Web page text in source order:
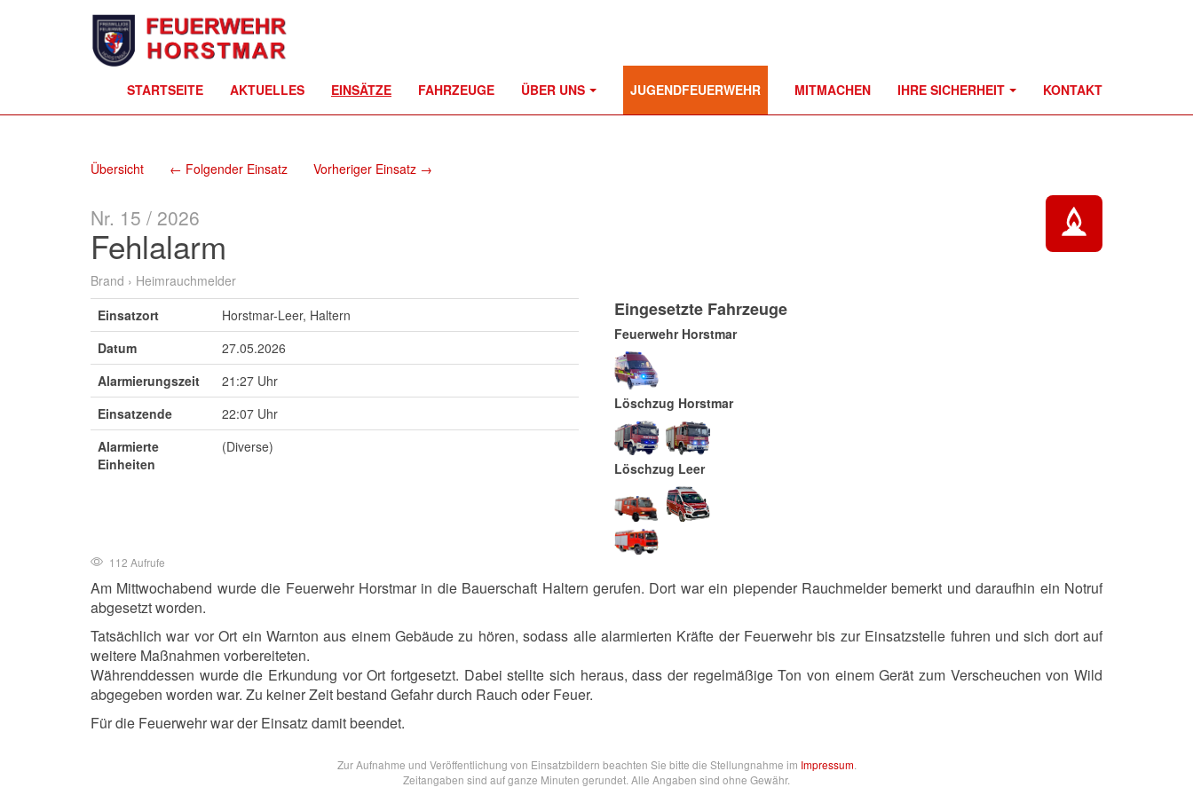
STARTSEITE AKTUELLES EINSÄTZE FAHRZEUGE ÜBER UNS JUGENDFEUERWEHR MITMACHEN IHRE SICHERHEIT KONTAKT
Übersicht ← Folgender Einsatz Vorheriger Einsatz →
Nr. 15 / 2026
Fehlalarm
Brand › Heimrauchmelder
Einsatzort
Horstmar-Leer, Haltern
Datum
27.05.2026
Alarmierungszeit
21:27 Uhr
Einsatzende
22:07 Uhr
Alarmierte
Einheiten
(Diverse)
Eingesetzte Fahrzeuge
Feuerwehr Horstmar
Löschzug Horstmar
Löschzug Leer
112 Aufrufe
Am Mittwochabend wurde die Feuerwehr Horstmar in die Bauerschaft Haltern gerufen. Dort war ein piepender Rauchmelder bemerkt und daraufhin ein Notruf
abgesetzt worden.
Tatsächlich war vor Ort ein Warnton aus einem Gebäude zu hören, sodass alle alarmierten Kräfte der Feuerwehr bis zur Einsatzstelle fuhren und sich dort auf
weitere Maßnahmen vorbereiteten.
Währenddessen wurde die Erkundung vor Ort fortgesetzt. Dabei stellte sich heraus, dass der regelmäßige Ton von einem Gerät zum Verscheuchen von Wild
abgegeben worden war. Zu keiner Zeit bestand Gefahr durch Rauch oder Feuer.
Für die Feuerwehr war der Einsatz damit beendet.
Zur Aufnahme und Veröffentlichung von Einsatzbildern beachten Sie bitte die Stellungnahme im Impressum
Zeitangaben sind auf ganze Minuten gerundet. Alle Angaben sind ohne Gewähr.